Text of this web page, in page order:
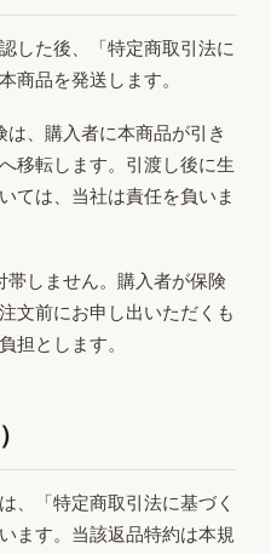
した後、「特定商取引法に
商品を発送します。
、購入者に本商品が引き
移転します。引渡し後に生
ては、当社は責任を負いま
帯しません。購入者が保険
文前にお申し出いただくも
担とします。
、「特定商取引法に基づく
ます。当該返品特約は本規